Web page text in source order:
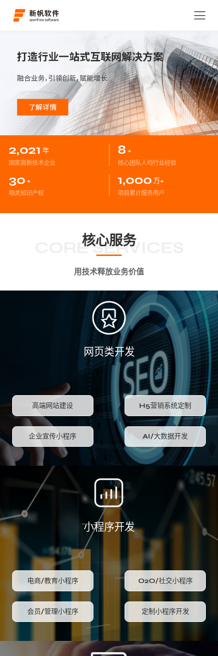
2,021 年
国家高新技术企业
8 +
核心团队人均行业经验
30 +
相关知识产权
1,000 万+
项目累计服务用户
核心服务
用技术释放业务价值
CORE SERVICES
网页类开发
高端网站建设 H5营销系统定制
企业宣传小程序 AI/大数据开发
小程序开发
电商/教育小程序 O2O/社交小程序
会员/管理小程序 定制小程序开发